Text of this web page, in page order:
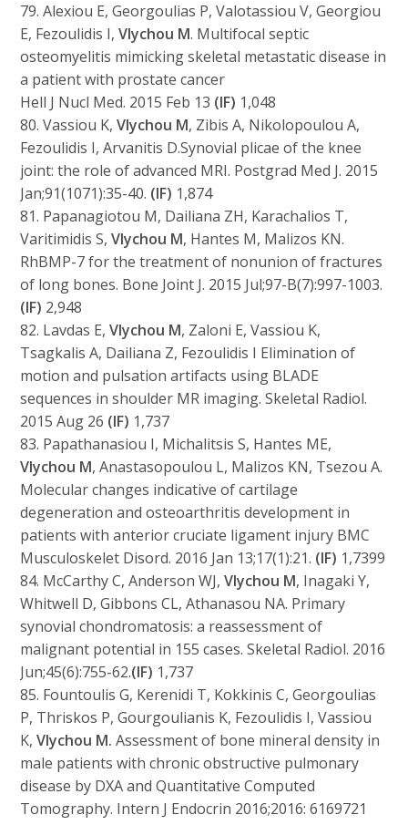
79. Alexiou E, Georgoulias P, Valotassiou V, Georgiou
E, Fezoulidis I,Vlychou M. Multifocal septic
osteomyelitis mimicking skeletal metastatic disease in
a patient with prostate cancer
Hell J Nucl Med. 2015 Feb 13 (IF) 1,048
80. Vassiou K,Vlychou M, Zibis A, Nikolopoulou A,
Fezoulidis I, Arvanitis D.Synovial plicae of the knee
joint: the role of advanced MRI. Postgrad Med J. 2015
Jan;91(1071):35-40. (IF) 1,874
81. Papanagiotou M, Dailiana ZH, Karachalios T,
Varitimidis S,Vlychou M, Hantes M, Malizos KN.
RhBMP-7 for the treatment of nonunion of fractures
of long bones. Bone Joint J. 2015 Jul;97-B(7):997-1003.
(IF) 2,948
82. Lavdas E,Vlychou M, Zaloni E, Vassiou K,
Tsagkalis A, Dailiana Z, Fezoulidis I Elimination of
motion and pulsation artifacts using BLADE
sequences in shoulder MR imaging. Skeletal Radiol.
2015 Aug 26 (IF) 1,737
83. Papathanasiou I, Michalitsis S, Hantes ME,
Vlychou M, Anastasopoulou L, Malizos KN, Tsezou A.
Molecular changes indicative of cartilage
degeneration and osteoarthritis development in
patients with anterior cruciate ligament injury BMC
Musculoskelet Disord. 2016 Jan 13;17(1):21. (IF) 1,7399
84. McCarthy C, Anderson WJ,Vlychou M, Inagaki Y,
Whitwell D, Gibbons CL, Athanasou NA. Primary
synovial chondromatosis: a reassessment of
malignant potential in 155 cases. Skeletal Radiol. 2016
Jun;45(6):755-62.(IF) 1,737
85. Fountoulis G, Kerenidi T, Kokkinis C, Georgoulias
P, Thriskos P, Gourgoulianis K, Fezoulidis I, Vassiou
K,Vlychou M. Assessment of bone mineral density in
male patients with chronic obstructive pulmonary
disease by DXA and Quantitative Computed
Tomography. Intern J Endocrin 2016;2016: 6169721